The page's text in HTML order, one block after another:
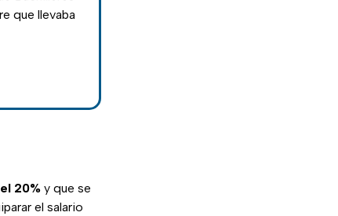
que llevaba
20% y que se
el salario